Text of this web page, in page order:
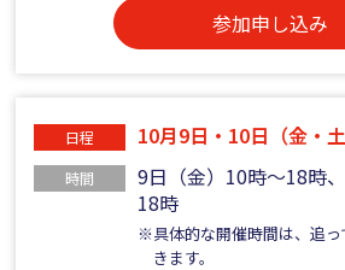
参加申し込み
日程 10月9日・10日（金・土
時間
9日（金）10時～18時
18時
※具体的な開催時間は、追
きます。